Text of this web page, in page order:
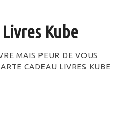
Kube
MAIS PEUR DE VOUS
CADEAU LIVRES KUBE